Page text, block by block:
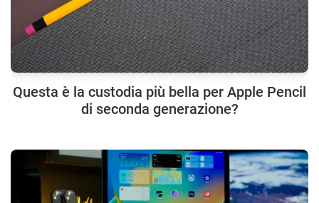
Questa è la custodia più bella per Apple Pencil
di seconda generazione?